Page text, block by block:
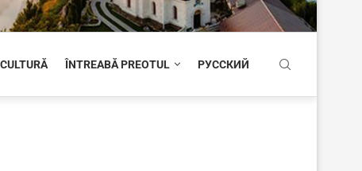
ÎNTREABĂ PREOTUL РУССКИЙ